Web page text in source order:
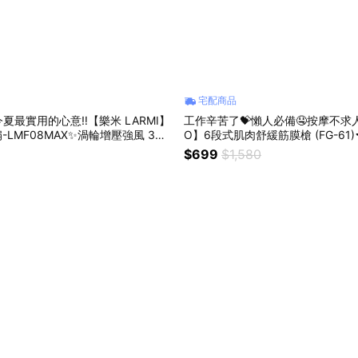
最實用的心意‼️【樂米 LARMI】
LMF08MAX✨渦輪增壓強風 3秒
宅配商品
工作辛苦了💝懶人必備🤤按摩不求
O】6段式肌肉舒緩筋膜槍 (FG-
4款按摩頭♡輕鬆減輕全身酸痛♡
己放鬆(SHOPPING99)
$699 $1,580